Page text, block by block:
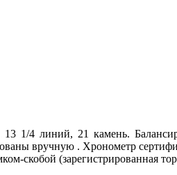
1/4 линий, 21 камень.
вручную . Хронометр
скобой (зарегистрированная